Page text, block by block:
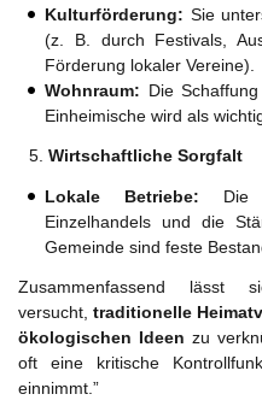
Kulturförderung: Sie
(z. B. durch Festivals,
Förderung lokaler Vereine).
Wohnraum: Die
Einheimische wird als
Wirtschaftliche Sorgfalt
Lokale Betriebe: Die
Einzelhandels und die
Gemeinde sind feste
Zusammenfassend
versucht, traditionelle
ökologischen Ideen zu
oft eine kritische
einnimmt.”